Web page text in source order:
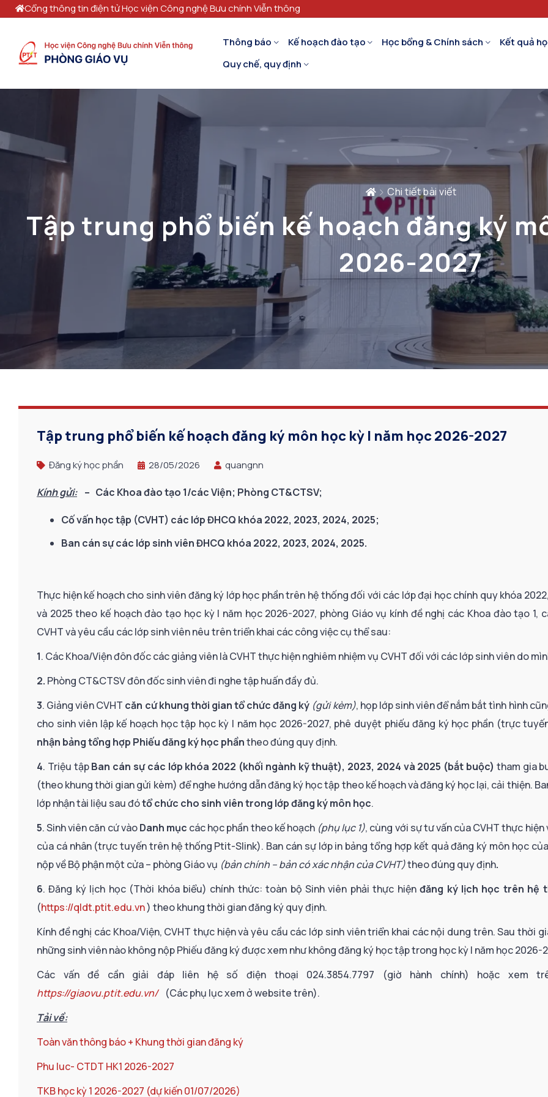
Cổng thông tin điện tử Học viện Công nghệ Bưu chính Viễn thông
Thông báo Kế hoạch đào tạo Học bổng & Chính sách Kết quả
Quy chế, quy định
Chi tiết bài viết
Tập trung phổ biến kế hoạch đăng ký
2026-2027
Tập trung phổ biến kế hoạch đăng ký môn học kỳ I năm học 2026-2027
Đăng ký học phần 28/05/2026 quangnn
Kính gửi:– Các Khoa đào tạo 1/các Viện; Phòng CT&CTSV;
Cố vấn học tập (CVHT) các lớp ĐHCQ khóa 2022, 2023, 2024, 2025;
Ban cán sự các lớp sinh viên ĐHCQ khóa 2022, 2023, 2024, 2025.
Thực hiện kế hoạch cho sinh viên đăng ký lớp học phần trên hệ thống đối với các lớp đại học chính quy khóa
và 2025 theo kế hoạch đào tạo học kỳ I năm học 2026-2027, phòng Giáo vụ kính đề nghị các Khoa đào tạo 1,
CVHT và yêu cầu các lớp sinh viên nêu trên triển khai các công việc cụ thể sau:
1. Các Khoa/Viện đôn đốc các giảng viên là CVHT thực hiện nghiêm nhiệm vụ CVHT đối với các lớp sinh viên do
2. Phòng CT&CTSV đôn đốc sinh viên đi nghe tập huấn đầy đủ.
3. Giảng viên CVHT căn cứ khung thời gian tổ chức đăng ký (gửi kèm), họp lớp sinh viên để nắm bắt tình hình
cho sinh viên lập kế hoạch học tập học kỳ I năm học 2026-2027, phê duyệt phiếu đăng ký học phần (trực
nhận bảng tổng hợp Phiếu đăng ký học phầntheo đúng quy định.
4. Triệu tậpBan cán sự các lớp khóa 2022 (khối ngành kỹ thuật), 2023, 2024 và 2025 (bắt buộc) tham gia
(theo khung thời gian gửi kèm) để nghe hướng dẫn đăng ký học tập theo kế hoạch và đăng ký học lại, cải thiện.
lớp nhận tài liệu sau đótổ chức cho sinh viên trong lớp đăng ký môn học.
5. Sinh viên căn cứ vàoDanh mục các học phần theo kế hoạch (phụ lục 1), cùng với sự tư vấn của CVHT thực hiện
của cá nhân (trực tuyến trên hệ thống Ptit-Slink). Ban cán sự lớp in bảng tổng hợp kết quả đăng ký môn học
nộp về Bộ phận một cửa – phòng Giáo vụ (bản chính – bản có xác nhận của CVHT)theo đúng quy định.
6. Đăng ký lịch học (Thời khóa biểu) chính thức: toàn bộ Sinh viên phải thực hiệnđăng ký lịch học trên hệ
(https://qldt.ptit.edu.vn) theo khung thời gian đăng ký quy định.
Kính đề nghị các Khoa/Viện, CVHT thực hiện và yêu cầu các lớp sinh viên triển khai các nội dung trên. Sau thời
những sinh viên nào không nộp Phiếu đăng ký được xem như không đăng ký học tập trong học kỳ I năm học 2026-
Các vấn đề cần giải đáp liên hệ số điện thoại 024.3854.7797 (giờ hành chính) hoặc xem
https://giaovu.ptit.edu.vn/
(Các phụ lục xem ở website trên).
Tải về:
Toàn văn thông báo + Khung thời gian đăng ký
Phu luc- CTDT HK1 2026-2027
TKB học kỳ 1 2026-2027 (dự kiến 01/07/2026)